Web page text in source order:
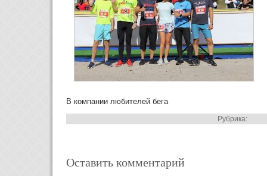
В компании любителей бега
Рубрика:
Оставить комментарий